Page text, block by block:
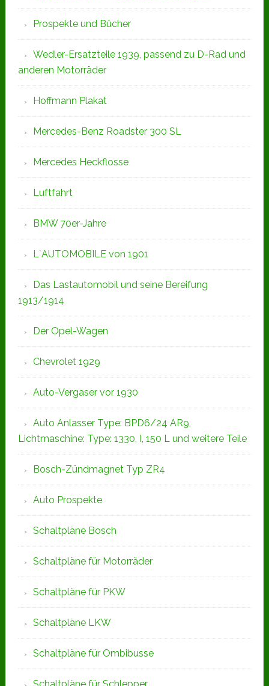
Prospekte und Bücher
Wedler-Ersatzteile 1939, passend zu D-Rad und
anderen Motorräder
Hoffmann Plakat
Mercedes-Benz Roadster 300 SL
Mercedes Heckflosse
Luftfahrt
BMW 70er-Jahre
L`AUTOMOBILE von 1901
Das Lastautomobil und seine Bereifung
1913/1914
Der Opel-Wagen
Chevrolet 1929
Auto-Vergaser vor 1930
Auto Anlasser Type: BPD6/24 AR9,
Lichtmaschine: Type: 1330, I, 150 L und weitere Teile
Bosch-Zündmagnet Typ ZR4
Auto Prospekte
Schaltpläne Bosch
Schaltpläne für Motorräder
Schaltpläne für PKW
Schaltpläne LKW
Schaltpläne für Ombibusse